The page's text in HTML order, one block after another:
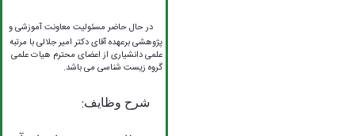
در حال حاضر مسئولیت معاونت آموزشی و
پژوهشی برعهده آقای دکتر امیر جلالی با مرتبه
علمی دانشیاری از اعضای محترم هیات علمی
گروه زیست شناسی می باشد.
شرح وظایف: